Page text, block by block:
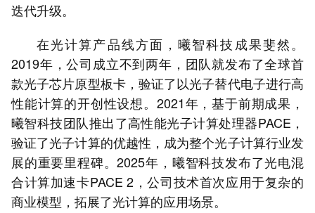
迭代升级。
在光计算产品线方面，曦智科技成果斐然。
2019年，公司成立不到两年，团队就发布了全球首
款光子芯片原型板卡，验证了以光子替代电子进行高
性能计算的开创性设想。2021年，基于前期成果，
曦智科技团队推出了高性能光子计算处理器PACE，
验证了光子计算的优越性，成为整个光子计算行业发
展的重要里程碑。2025年，曦智科技发布了光电混
合计算加速卡PACE 2，公司技术首次应用于复杂的
商业模型，拓展了光计算的应用场景。